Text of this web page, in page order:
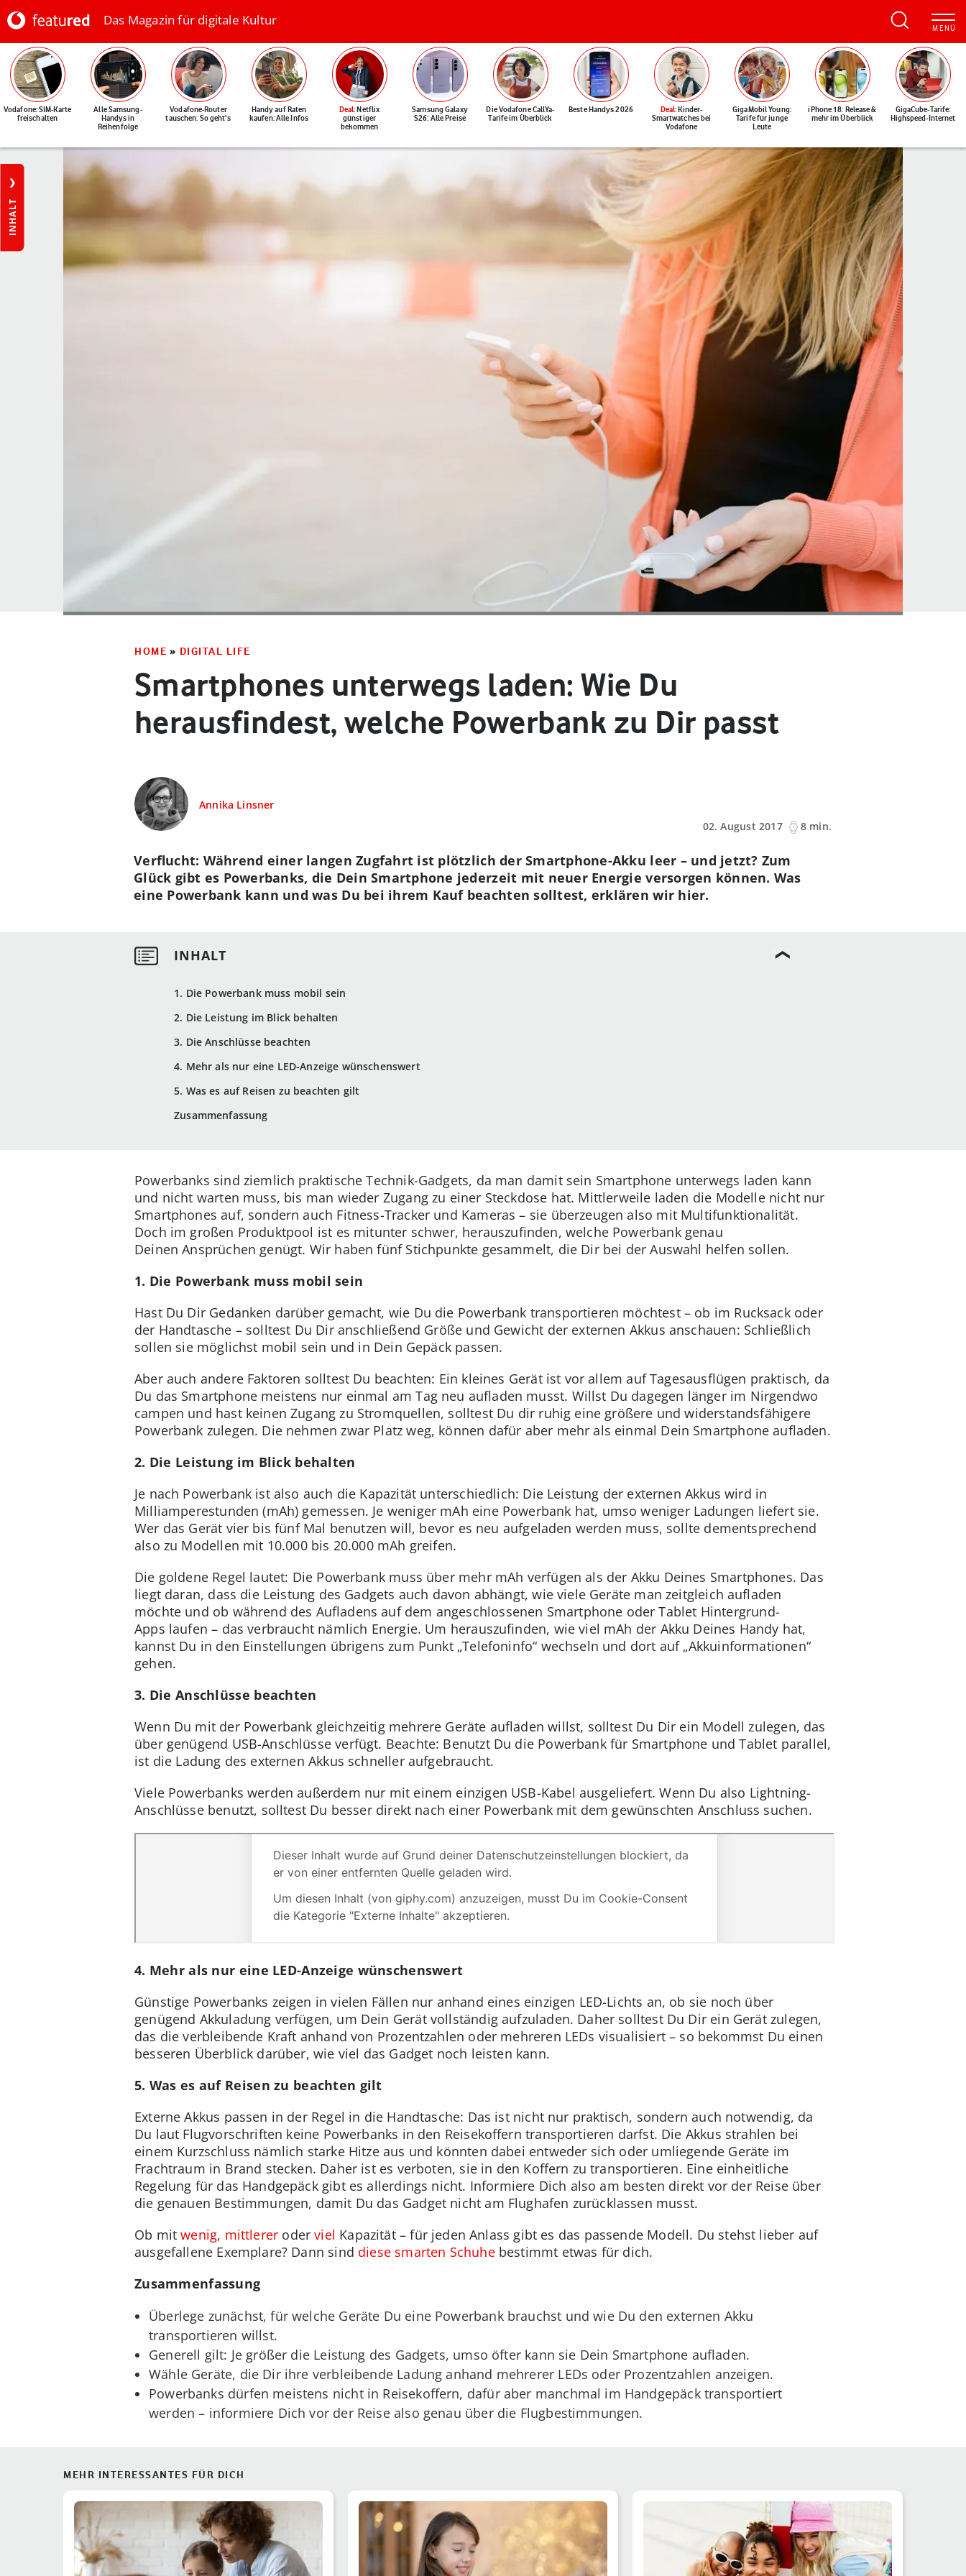
Das Magazin für digitale Kultur
Vodafone: SIM-Karte
freischalten
Alle Samsung-
Handys in
Reihenfolge
Vodafone-Router
tauschen: So geht's
Handy auf Raten
kaufen: Alle Infos
Deal: Netflix
günstiger
bekommen
Samsung Galaxy
S26: Alle Preise
Die Vodafone CallYa-
Tarife im Überblick
Beste Handys 2026 Deal: Kinder-
Smartwatches bei
Vodafone
GigaMobil Young:
Tarife für junge
Leute
iPhone 18: Release &
mehr im Überblick
GigaCube-Tarife:
Highspeed-Internet
INHALT
HOME » DIGITAL LIFE
Smartphones unterwegs laden: Wie Du
herausfindest, welche Powerbank zu Dir passt
Annika Linsner
02. August 2017
8 min.
1. Die Powerbank muss mobil sein
2. Die Leistung im Blick behalten
3. Die Anschlüsse beachten
4. Mehr als nur eine LED-Anzeige wünschenswert
5. Was es auf Reisen zu beachten gilt
Zusammenfassung
Verflucht: Während einer langen Zugfahrt ist plötzlich der Smartphone-Akku leer – und jetzt? Zum
Glück gibt es Powerbanks, die Dein Smartphone jederzeit mit neuer Energie versorgen können. Was
eine Powerbank kann und was Du bei ihrem Kauf beachten solltest, erklären wir hier.
Powerbanks sind ziemlich praktische Technik-Gadgets, da man damit sein Smartphone unterwegs laden kann
und nicht warten muss, bis man wieder Zugang zu einer Steckdose hat. Mittlerweile laden die Modelle nicht nur
Smartphones auf, sondern auch Fitness-Tracker und Kameras – sie überzeugen also mit Multifunktionalität.
Doch im großen Produktpool ist es mitunter schwer, herauszufinden, welche Powerbank genau
Deinen Ansprüchen genügt. Wir haben fünf Stichpunkte gesammelt, die Dir bei der Auswahl helfen sollen.
1. Die Powerbank muss mobil sein
Hast Du Dir Gedanken darüber gemacht, wie Du die Powerbank transportieren möchtest – ob im Rucksack oder
der Handtasche – solltest Du Dir anschließend Größe und Gewicht der externen Akkus anschauen: Schließlich
sollen sie möglichst mobil sein und in Dein Gepäck passen.
Aber auch andere Faktoren solltest Du beachten: Ein kleines Gerät ist vor allem auf Tagesausflügen praktisch, da
Du das Smartphone meistens nur einmal am Tag neu aufladen musst. Willst Du dagegen länger im Nirgendwo
campen und hast keinen Zugang zu Stromquellen, solltest Du dir ruhig eine größere und widerstandsfähigere
Powerbank zulegen. Die nehmen zwar Platz weg, können dafür aber mehr als einmal Dein Smartphone aufladen.
2. Die Leistung im Blick behalten
Je nach Powerbank ist also auch die Kapazität unterschiedlich: Die Leistung der externen Akkus wird in
Milliamperestunden (mAh) gemessen. Je weniger mAh eine Powerbank hat, umso weniger Ladungen liefert sie.
Wer das Gerät vier bis fünf Mal benutzen will, bevor es neu aufgeladen werden muss, sollte dementsprechend
also zu Modellen mit 10.000 bis 20.000 mAh greifen.
Die goldene Regel lautet: Die Powerbank muss über mehr mAh verfügen als der Akku Deines Smartphones. Das
liegt daran, dass die Leistung des Gadgets auch davon abhängt, wie viele Geräte man zeitgleich aufladen
möchte und ob während des Aufladens auf dem angeschlossenen Smartphone oder Tablet Hintergrund-
Apps laufen – das verbraucht nämlich Energie. Um herauszufinden, wie viel mAh der Akku Deines Handy hat,
kannst Du in den Einstellungen übrigens zum Punkt „Telefoninfo“ wechseln und dort auf „Akkuinformationen“
gehen.
3. Die Anschlüsse beachten
Wenn Du mit der Powerbank gleichzeitig mehrere Geräte aufladen willst, solltest Du Dir ein Modell zulegen, das
über genügend USB-Anschlüsse verfügt. Beachte: Benutzt Du die Powerbank für Smartphone und Tablet parallel,
ist die Ladung des externen Akkus schneller aufgebraucht.
Viele Powerbanks werden außerdem nur mit einem einzigen USB-Kabel ausgeliefert. Wenn Du also Lightning-
Anschlüsse benutzt, solltest Du besser direkt nach einer Powerbank mit dem gewünschten Anschluss suchen.
4. Mehr als nur eine LED-Anzeige wünschenswert
Günstige Powerbanks zeigen in vielen Fällen nur anhand eines einzigen LED-Lichts an, ob sie noch über
genügend Akkuladung verfügen, um Dein Gerät vollständig aufzuladen. Daher solltest Du Dir ein Gerät zulegen,
das die verbleibende Kraft anhand von Prozentzahlen oder mehreren LEDs visualisiert – so bekommst Du einen
besseren Überblick darüber, wie viel das Gadget noch leisten kann.
5. Was es auf Reisen zu beachten gilt
Externe Akkus passen in der Regel in die Handtasche: Das ist nicht nur praktisch, sondern auch notwendig, da
Du laut Flugvorschriften keine Powerbanks in den Reisekoffern transportieren darfst. Die Akkus strahlen bei
einem Kurzschluss nämlich starke Hitze aus und könnten dabei entweder sich oder umliegende Geräte im
Frachtraum in Brand stecken. Daher ist es verboten, sie in den Koffern zu transportieren. Eine einheitliche
Regelung für das Handgepäck gibt es allerdings nicht. Informiere Dich also am besten direkt vor der Reise über
die genauen Bestimmungen, damit Du das Gadget nicht am Flughafen zurücklassen musst.
Ob mitwenig, mittlerer oderviel Kapazität – für jeden Anlass gibt es das passende Modell. Du stehst lieber auf
ausgefallene Exemplare? Dann sind diese smarten Schuhebestimmt etwas für dich.
Zusammenfassung
Überlege zunächst, für welche Geräte Du eine Powerbank brauchst und wie Du den externen Akku
transportieren willst.
Generell gilt: Je größer die Leistung des Gadgets, umso öfter kann sie Dein Smartphone aufladen.
Wähle Geräte, die Dir ihre verbleibende Ladung anhand mehrerer LEDs oder Prozentzahlen anzeigen.
Powerbanks dürfen meistens nicht in Reisekoffern, dafür aber manchmal im Handgepäck transportiert
werden – informiere Dich vor der Reise also genau über die Flugbestimmungen.
MEHR INTERESSANTES FÜR DICH